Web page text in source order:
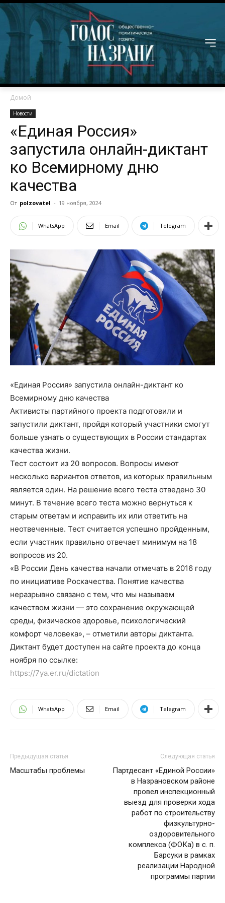
Домой
Новости
«Единая Россия»
запустила онлайн-диктант
ко Всемирному дню
качества
От polzovatel - 19 ноября, 2024
WhatsApp Email Telegram
«Единая Россия» запустила онлайн-диктант ко
Всемирному дню качества
Активисты партийного проекта подготовили и
запустили диктант, пройдя который участники смогут
больше узнать о существующих в России стандартах
качества жизни.
Тест состоит из 20 вопросов. Вопросы имеют
несколько вариантов ответов, из которых правильным
является один. На решение всего теста отведено 30
минут. В течение всего теста можно вернуться к
старым ответам и исправить их или ответить на
неотвеченные. Тест считается успешно пройденным,
если участник правильно отвечает минимум на 18
вопросов из 20.
«В России День качества начали отмечать в 2016 году
по инициативе Роскачества. Понятие качества
неразрывно связано с тем, что мы называем
качеством жизни — это сохранение окружающей
среды, физическое здоровье, психологический
комфорт человека», – отметили авторы диктанта.
Диктант будет доступен на сайте проекта до конца
ноября по ссылке:
https://7ya.er.ru/dictation
WhatsApp Email Telegram
Предыдущая статья
Масштабы проблемы
Следующая статья
Партдесант «Единой России»
в Назрановском районе
провел инспекционный
выезд для проверки хода
работ по строительству
физкультурно-
оздоровительного
комплекса (ФОКа) в с. п.
Барсуки в рамках
реализации Народной
программы партии